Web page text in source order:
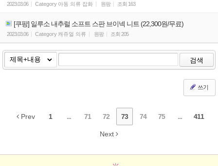
2023.03.06 Category 아동 의류 잡화 원팡 조회 163
[쿠팡] 일루소 내추럴 소프트 스판 브이넥 니트 (22,300원/무료)
2023.03.06 Category 캐쥬얼 의류 원팡 조회 205
검색
쓰기
Prev 1 ... 71 72 73 74 75 ... 411
Next